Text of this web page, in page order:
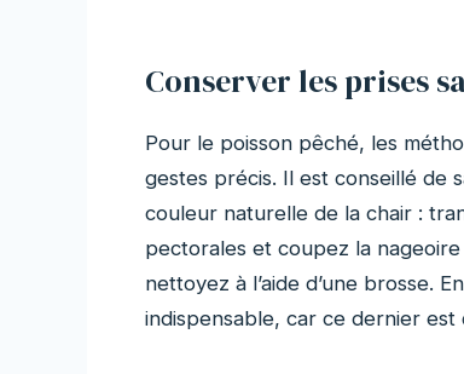
Conserver les prises
Pour le poisson pêché, les
gestes précis. Il est conseillé de
couleur naturelle de la chair :
pectorales et coupez la
nettoyez à l’aide d’une brosse.
indispensable, car ce dernier est